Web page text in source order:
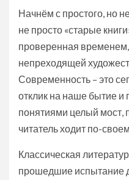
Начнём с простого, но
не просто «старые
проверенная
непреходящей
Современность – это
отклик на наше бытие
понятиями целый мост,
читатель ходит по-
Классическая
прошедшие испытание